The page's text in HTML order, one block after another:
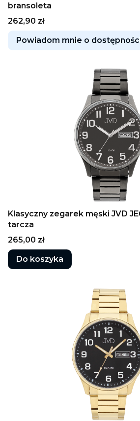
bransoleta
Cena
262,90 zł
Powiadom mnie o
Klasyczny zegarek męski JVD
tarcza
Cena
265,00 zł
Do koszyka